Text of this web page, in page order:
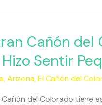
Cañón
Sentir
,Arizona,El Cañón del
Cañón del Colorado tiene